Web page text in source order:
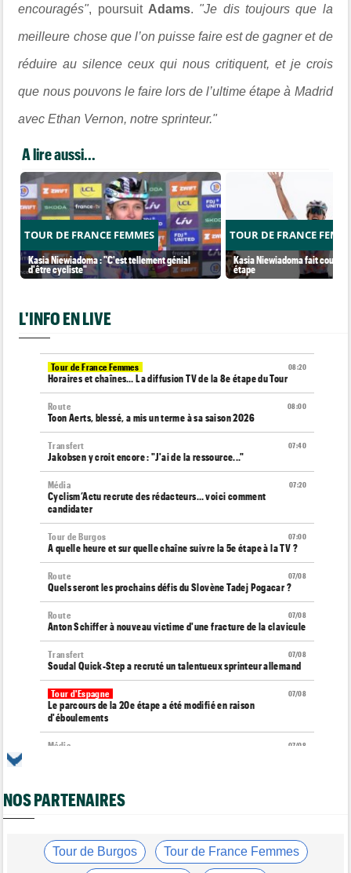
encouragés", poursuit Adams. "Je dis toujours que la
meilleure chose que l’on puisse faire est de gagner et de
réduire au silence ceux qui nous critiquent, et je crois
que nous pouvons le faire lors de l’ultime étape à Madrid
avec Ethan Vernon, notre sprinteur."
A lire aussi...
TOUR DE FRANCE FEMMES
Kasia Niewiadoma : "C'est tellement génial
d'être cycliste"
TOUR DE FRANCE
Kasia Niewiadoma fait coup
étape
L'INFO EN LIVE
08:20
Tour de France Femmes
Horaires et chaînes… La diffusion TV de la 8e étape du Tour
08:00
Route
Toon Aerts, blessé, a mis un terme à sa saison 2026
07:40
Transfert
Jakobsen y croit encore : "J'ai de la ressource..."
07:20
Média
Cyclism’Actu recrute des rédacteurs… voici comment
candidater
07:00
Tour de Burgos
A quelle heure et sur quelle chaîne suivre la 5e étape à la TV ?
07/08
Route
Quels seront les prochains défis du Slovène Tadej Pogacar ?
07/08
Route
Anton Schiffer à nouveau victime d'une fracture de la clavicule
07/08
Transfert
Soudal Quick-Step a recruté un talentueux sprinteur allemand
07/08
Tour d'Espagne
Le parcours de la 20e étape a été modifié en raison
d'éboulements
07/08
Média
Route
Émilien Jacquelin va faire ses débuts en compétition le 16 août
07/08
Route
Isaac Del Toro a prolongé avec UAE Team Emirates-XRG pour 5
NOS PARTENAIRES
Tour de Burgos Tour de France Femmes